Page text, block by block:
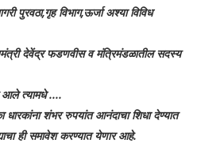
पुरवठा,गृह विभाग,ऊर्जा अश्या विविध
फडणवीस व मंत्रिमंडळातील सदस्य
आले त्यामधे ....
शंभर रुपयांत आनंदाचा शिधा देण्यात
ही समावेश करण्यात येणार आहे.